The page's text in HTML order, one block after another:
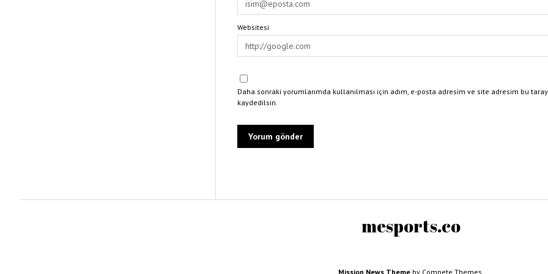
Websitesi
Daha sonraki yorumlarımda kullanılması için adım, e-posta adresim ve site adresim bu
kaydedilsin.
mesports.co
Mission News Theme by Compete Themes.